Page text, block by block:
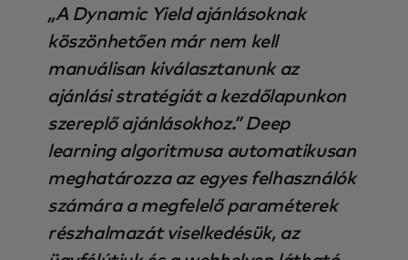
„A Dynamic Yield ajánlásoknak
köszönhetően már nem kell
manuálisan kiválasztanunk az
ajánlási stratégiát a kezdőlapunkon
szereplő ajánlásokhoz.” Deep
learning algoritmusa automatikusan
meghatározza az egyes felhasználók
számára a megfelelő paraméterek
részhalmazát viselkedésük, az